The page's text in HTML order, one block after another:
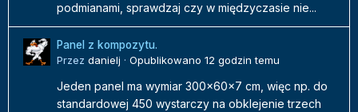
podmianami, sprawdzaj czy w międzyczasie nie...
Panel z kompozytu.
Przez danielj · Opublikowano 12 godzin temu
Jeden panel ma wymiar 300x60x7 cm, więc np. do
standardowej 450 wystarczy na obklejenie trzech